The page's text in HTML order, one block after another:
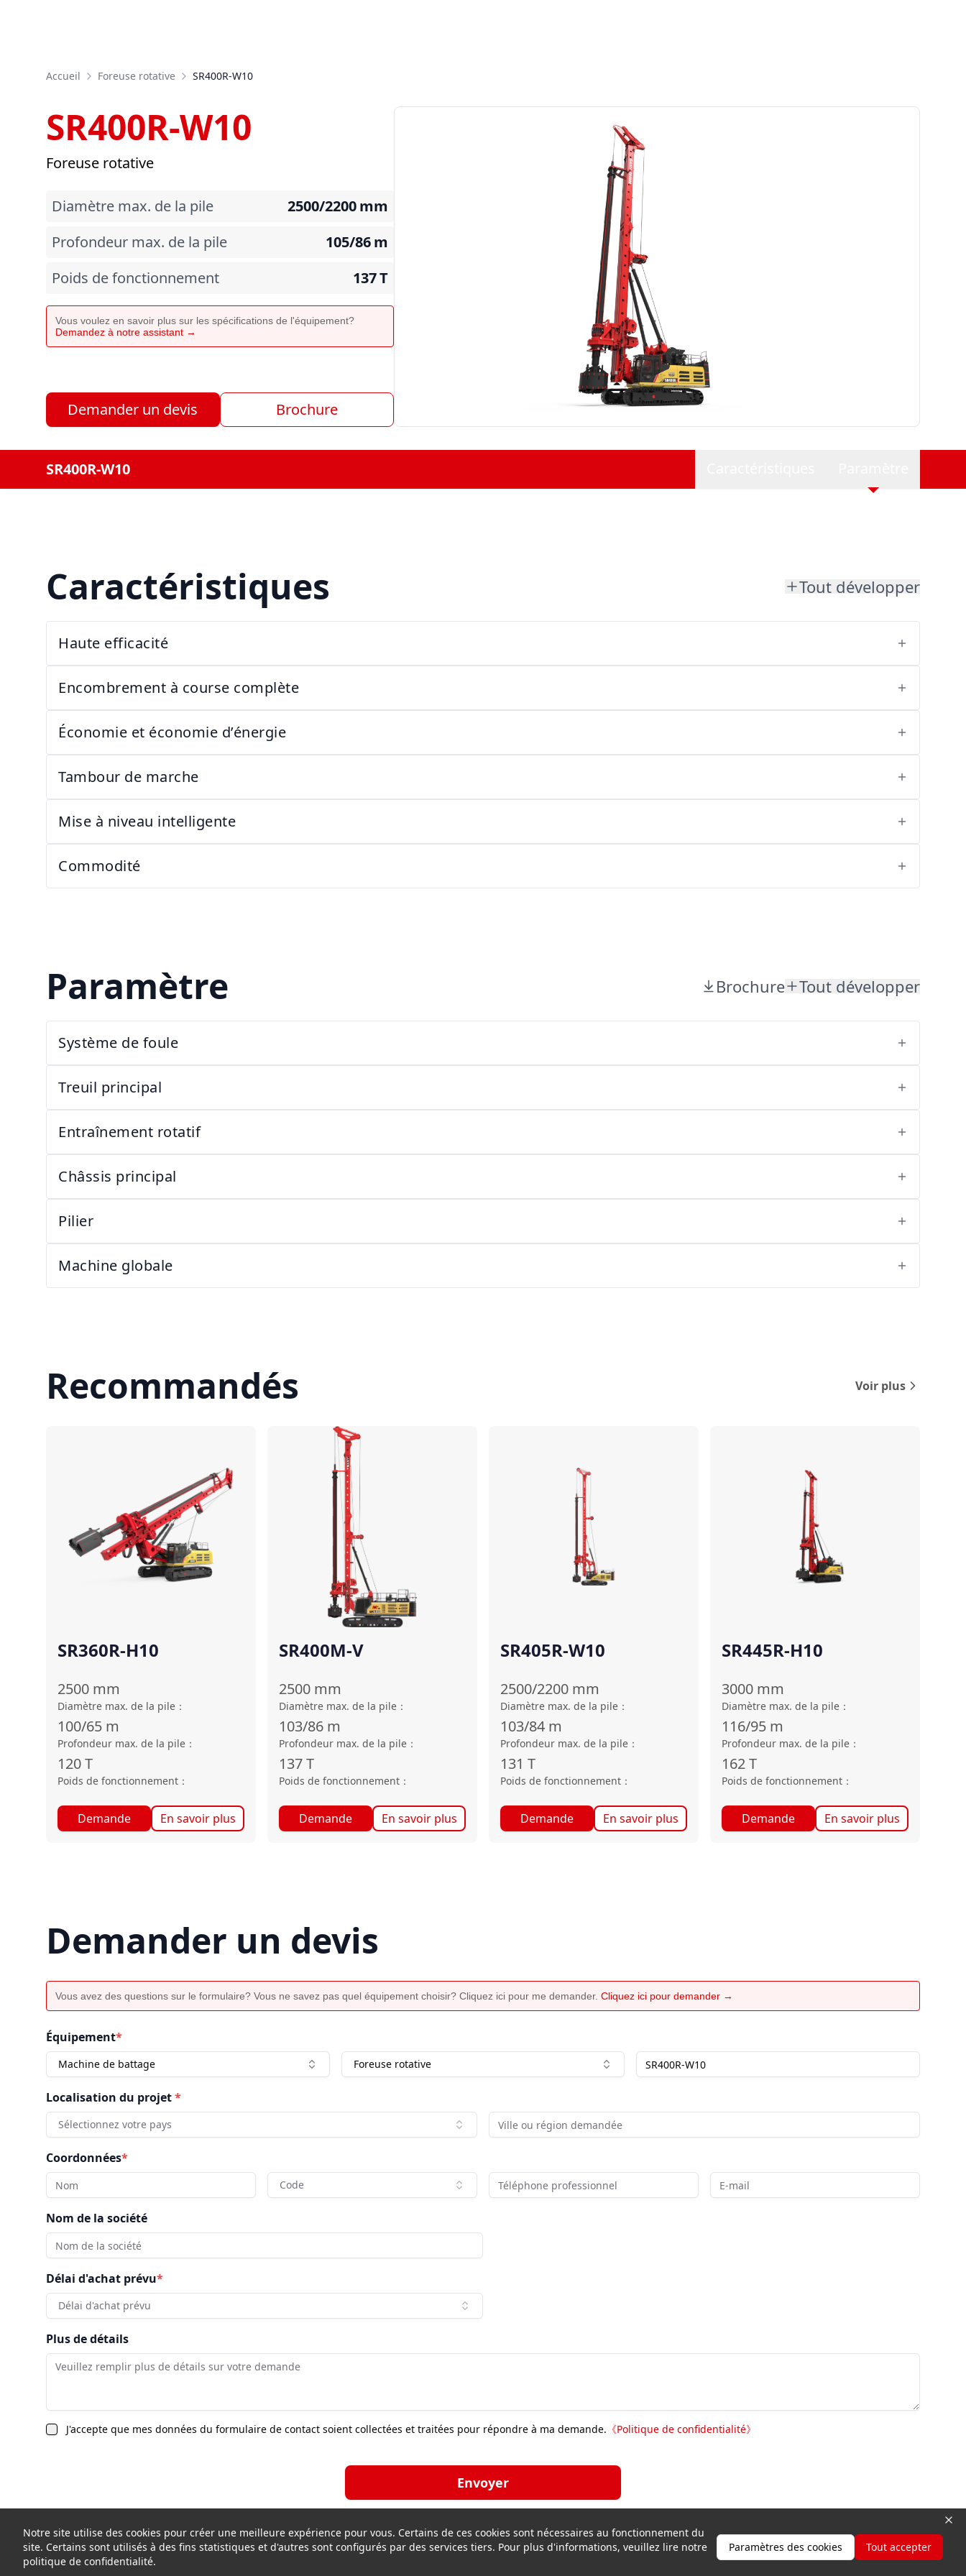
Accueil Foreuse rotative SR400R-W10
SR400R-W10
Foreuse rotative
Diamètre max. de la pile 2500/2200mm
Profondeur max. de la pile
105/86m
Poids de fonctionnement
137T
Vous voulez en savoir plus sur les spécifications de l'équipement?
Demandez à notre assistant →
Demander un devis Brochure
SR400R-W10
Caractéristiques Tout développer
Haute efficacité
Encombrement à course complète
Économie et économie d’énergie
Tambour de marche
Mise à niveau intelligente
Commodité
Paramètre Brochure Tout développer
Système de foule
Treuil principal
Entraînement rotatif
Châssis principal
Pilier
Machine globale
Recommandés Voir plus
SR360R-H10
2500 mm
Diamètre max. de la pile ：
100/65 m
Profondeur max. de la pile ：
120T
Poids de fonctionnement ：
Demande En savoir plus
SR400M-V
2500 mm
Diamètre max. de la pile ：
103/86 m
Profondeur max. de la pile ：
137T
Poids de fonctionnement ：
Demande En savoir plus
SR405R-W10
2500/2200 mm
Diamètre max. de la pile ：
103/84 m
Profondeur max. de la pile ：
131 T
Poids de fonctionnement ：
Demande En savoir plus
SR445R-H10
3000 mm
Diamètre max. de la pile ：
116/95 m
Profondeur max. de la pile ：
162T
Poids de fonctionnement ：
Demande En savoir plus
Demander un devis
Vous avez des questions sur le formulaire? Vous ne savez pas quel équipement choisir? Cliquez ici pour me demander. Cliquez ici pour demander →
Équipement*
Machine de battage Foreuse rotative
Localisation du projet*
Sélectionnez votre pays
Coordonnées*
Code
Nom de la société
Délai d'achat prévu*
Délai d'achat prévu
Plus de détails
J'accepte que mes données du formulaire de contact soient collectées et traitées pour répondre à ma demande. 《Politique de confidentialité》
Envoyer
Notre site utilise des cookies pour créer une meilleure expérience pour vous. Certains de ces cookies sont nécessaires au fonctionnement du
site. Certains sont utilisés à des fins statistiques et d'autres sont configurés par des services tiers. Pour plus d'informations, veuillez lire notre
politique de confidentialité.
Paramètres des cookies Tout accepter